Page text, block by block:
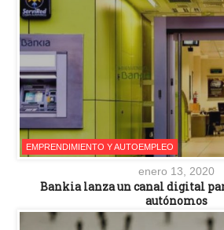
EMPRENDIMIENTO Y AUTOEMPLEO
enero 13, 2020
Bankia lanza un canal digital
autónomos